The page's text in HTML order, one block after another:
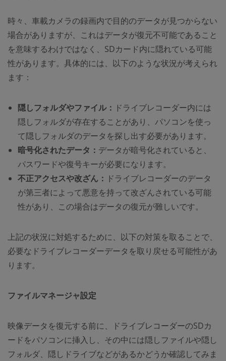
時々、車載カメラの録画内で目的のデータが見つからない
場合がありますが、これはデータが復元不可能であること
を意味するわけではなく、SDカード内に隠れている可能
性があります。具体的には、以下のような状況が考えられ
ます：
隠しフォルダやファイル： ドライブレコーダー内には
隠しフォルダが存在することがあり、パソコンを使っ
て隠しフォルダのデータを探し出す必要があります。
暗号化されたデータ： データが暗号化されていると、
パスワードや復号キーが必要になります。
不正アクセスや改ざん： ドライブレコーダーのデータ
が第三者によって悪意を持って改ざんされている可能
性があり、この場合はデータの復元が難しいです。
上記の状況に対処するために、以下の対策を取ることで、
必要なドライブレコーダーデータを取り戻せる可能性があ
ります。
ファイルマネージャ設定
映像データを復元する前に、ドライブレコーダーのSDカ
ードをパソコンに挿入し、その中には隠しファイルや隠し
フォルダ、隠しドライブなどがあるかどうか確認してみま